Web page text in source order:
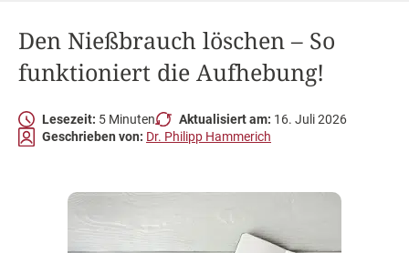
Den Nießbrauch löschen – So
funktioniert die Aufhebung!
Lesezeit: 5 Minuten Aktualisiert am: 16. Juli 2026
Geschrieben von: Dr. Philipp Hammerich